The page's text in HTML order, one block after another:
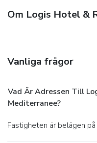
Om Logis Hotel &
Vanliga frågor
Vad Är Adressen Till
Mediterranee?
Fastigheten är belägen